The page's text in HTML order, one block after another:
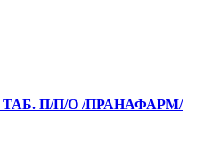
П/П/О /ПРАНАФАРМ/